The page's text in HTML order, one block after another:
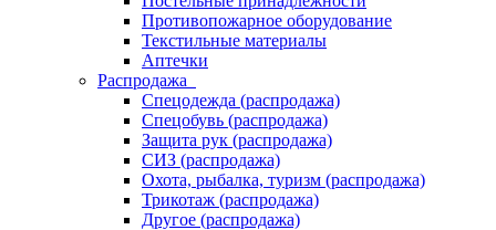
Противопожарное оборудование
Текстильные материалы
Аптечки
Распродажа
Спецодежда (распродажа)
Спецобувь (распродажа)
Защита рук (распродажа)
СИЗ (распродажа)
Охота, рыбалка, туризм (распродажа)
Трикотаж (распродажа)
Другое (распродажа)